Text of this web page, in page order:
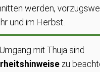
werden,
und im Herbst.
mit Thuja sind
zu